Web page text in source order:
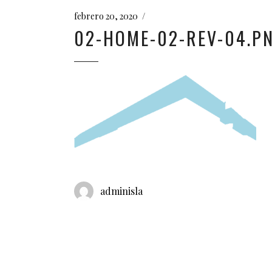
febrero 20, 2020
02-HOME-02-REV-
adminisla